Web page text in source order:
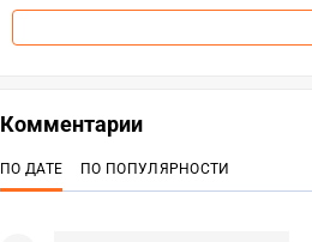
Комментарии
ПО ДАТЕ ПО ПОПУЛЯРНОСТИ